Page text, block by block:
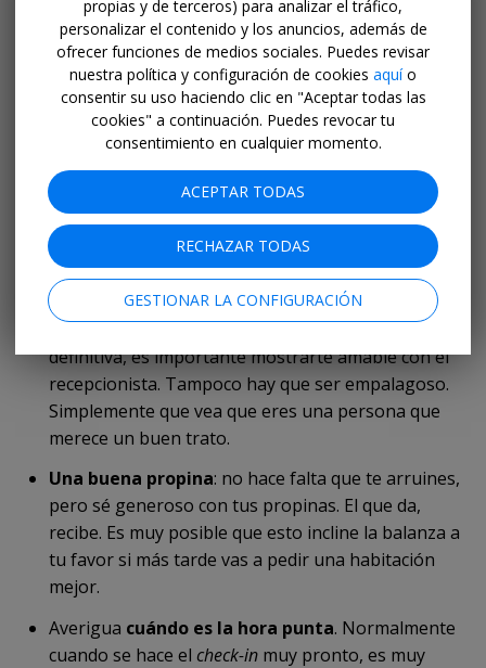
Durante el check-in:
El que no llora, no mama: tal vez el truco más
eficaz es no andar con sutilezas y preguntar
directamente: ¿Hay posibilidades deupgrade
habitación superior? Es la forma de averiguarlo
rápidamente, sin rodeos.
La buena educaciónjuega a favor: una inteligente
sugerencia de Gigi S., una clienta de Travelzoo:
“viste elegante, pregunta con cortesía y usa el
nombre de la persona a la que te diriges”. En
definitiva, es importante mostrarte amable con el
recepcionista. Tampoco hay que ser empalagoso.
Simplemente que vea que eres una persona que
merece un buen trato.
Una buena propina: no hace falta que te arruines,
pero sé generoso con tus propinas. El que da,
recibe. Es muy posible que esto incline la balanza a
tu favor si más tarde vas a pedir una habitación
mejor.
Averigua cuándo es la hora punta. Normalmente
cuando se hace el check-in muy pronto, es muy
propias y de terceros) para analizar el tráfico,
personalizar el contenido y los anuncios, además de
ofrecer funciones de medios sociales. Puedes revisar
nuestra política y configuración de cookies aquío
consentir su uso haciendo clic en "Aceptar todas las
cookies" a continuación. Puedes revocar tu
consentimiento en cualquier momento.
ACEPTAR TODAS
RECHAZAR TODAS
GESTIONAR LA CONFIGURACIÓN